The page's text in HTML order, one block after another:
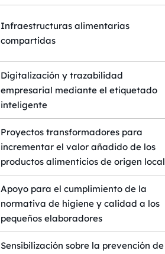
Infraestructuras alimentarias
compartidas
Digitalización y trazabilidad
empresarial mediante el etiquetado
inteligente
Proyectos transformadores para
incrementar el valor añadido de los
productos alimenticios de origen local
Apoyo para el cumplimiento de la
normativa de higiene y calidad a los
pequeños elaboradores
Sensibilización sobre la prevención de